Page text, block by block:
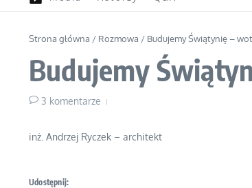
Strona główna / Rozmowa / Budujemy Świątynię –
Budujemy
3 komentarze
inż. Andrzej Ryczek – architekt
Udostępnij: